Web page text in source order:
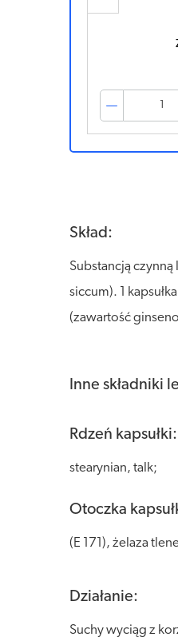
Skład:
Substancją
siccum). 1
(zawartość
Inne składniki
Rdzeń kapsułki:
stearynian, talk;
Otoczka
(E 171), żelaza
Działanie:
Suchy wyciąg z